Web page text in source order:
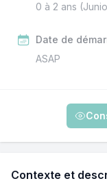
0 à 2 ans
Date de
ASAP
Contexte et